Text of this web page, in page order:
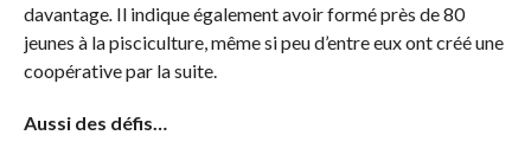
davantage. Il indique également avoir formé près de 80
jeunes à la pisciculture, même si peu d’entre eux ont créé une
coopérative par la suite.
Aussi des défis…